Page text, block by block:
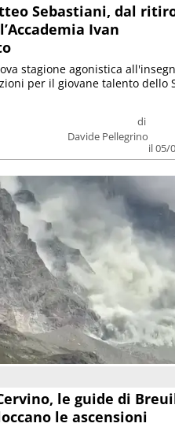
Sebastiani, dal
Ivan
di
Davide Pellegrino
il 05/
stagione agonistica
per il giovane talento dello
le guide di
le ascensioni